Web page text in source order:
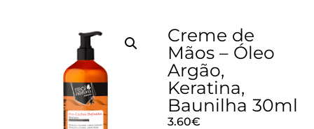
Creme de
Mãos – Óleo
Argão,
Keratina,
Baunilha 30ml
3.60€